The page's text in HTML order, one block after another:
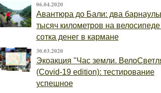
06.04.2020
Авантюра до Бали: два
тысяч километров на велосипеде
сотка денег в кармане
30.03.2020
Экоакция "Час земли.
(Covid-19 edition): тестирование
успешное